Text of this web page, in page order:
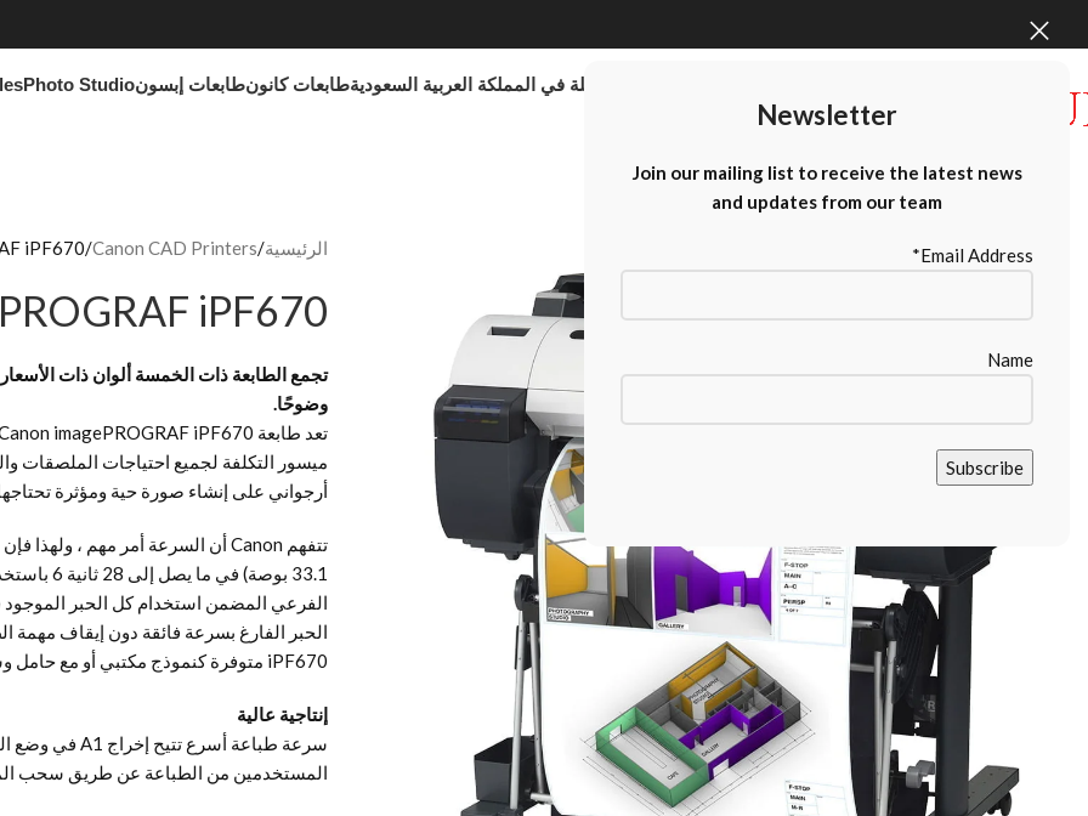
Newsletter
Join our mailing list to receive the latest news
and updates from our team
Email Address*
Name
موردو الطابعات كبيرة الحجم بالجملة في المملكة العربية السعوديةطابعات كانونطابعات إبسونPhoto Studio
الرئيسية Canon CAD Printers
iPF670
iPF670
تجمع الطابعة ذات الخمسة ألوان ذات الأسعار
وضوحًا.
ميسور التكلفة لجميع احتياجات الملصقات
أرجواني على إنشاء صورة حية ومؤثرة
33.1 بوصة)
الفرعي المضمن استخدام كل الحبر الموجود
الحبر الفارغ بسرعة فائقة دون إيقاف مهمة
iPF670 متوفرة كنموذج مكتبي أو مع حامل وسلة.
إنتاجية عالية
المستخدمين من الطباعة عن طريق سحب